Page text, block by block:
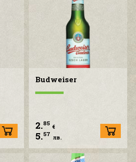
Budweiser
2.85 €
5.57 лв.